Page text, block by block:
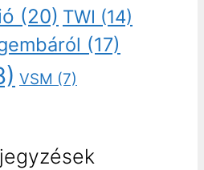
(20) TWI (14)
(17)
VSM (7)